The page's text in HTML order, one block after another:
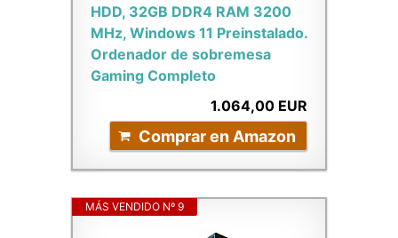
HDD, 32GB DDR4 RAM 3200
MHz, Windows 11 Preinstalado.
Ordenador de sobremesa
Gaming Completo
1.064,00 EUR
Comprar en Amazon
MÁS VENDIDO Nº 9